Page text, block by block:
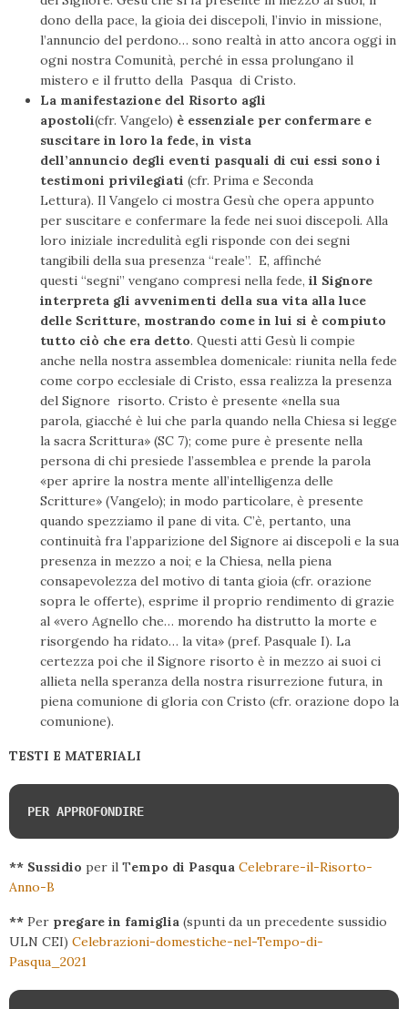
dono della pace, la gioia dei discepoli, l’invio in missione,
l’annuncio del perdono… sono realtà in atto ancora oggi in
ogni nostra Comunità, perché in essa prolungano il
mistero e il frutto della Pasqua di Cristo.
La manifestazione del Risorto agli
apostoli(cfr. Vangelo) è essenziale per confermare e
suscitare in loro la fede, in vista
dell’annuncio degli eventi pasquali di cui essi sono i
testimoni privilegiati (cfr. Prima e Seconda
Lettura). Il Vangelo ci mostra Gesù che opera appunto
per suscitare e confermare la fede nei suoi discepoli. Alla
loro iniziale incredulità egli risponde con dei segni
tangibili della sua presenza “reale”. E, affinché
questi “segni” vengano compresi nella fede, il Signore
interpreta gli avvenimenti della sua vita alla luce
delle Scritture, mostrando come in lui si è compiuto
tutto ciò che era detto. Questi atti Gesù li compie
anche nella nostra assemblea domenicale: riunita nella fede
come corpo ecclesiale di Cristo, essa realizza la presenza
del Signore risorto. Cristo è presente «nella sua
parola, giacché è lui che parla quando nella Chiesa si legge
la sacra Scrittura» (SC 7); come pure è presente nella
persona di chi presiede l’assemblea e prende la parola
«per aprire la nostra mente all’intelligenza delle
Scritture» (Vangelo); in modo particolare, è presente
quando spezziamo il pane di vita. C’è, pertanto, una
continuità fra l’apparizione del Signore ai discepoli e la sua
presenza in mezzo a noi; e la Chiesa, nella piena
consapevolezza del motivo di tanta gioia (cfr. orazione
sopra le offerte), esprime il proprio rendimento di grazie
al «vero Agnello che… morendo ha distrutto la morte e
risorgendo ha ridato… la vita» (pref. Pasquale I). La
certezza poi che il Signore risorto è in mezzo ai suoi ci
allieta nella speranza della nostra risurrezione futura, in
piena comunione di gloria con Cristo (cfr. orazione dopo la
comunione).
TESTI E MATERIALI
PER APPROFONDIRE
** Sussidio per il Tempo di Pasqua Celebrare-il-Risorto-
Anno-B
** Per pregare in famiglia (spunti da un precedente sussidio
ULN CEI) Celebrazioni-domestiche-nel-Tempo-di-
Pasqua_2021